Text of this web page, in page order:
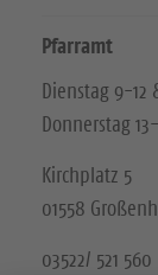
Pfarramt
Dienstag 9-12
Donnerstag
Kirchplatz 5
01558
03522/ 521 560